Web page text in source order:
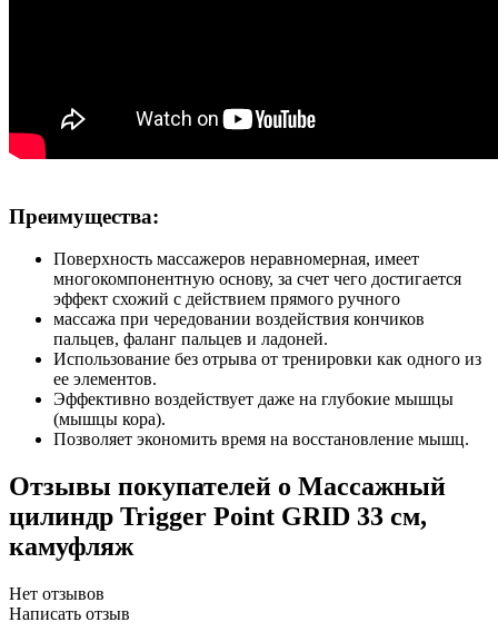
Преимущества:
Поверхность массажеров неравномерная, имеет
многокомпонентную основу, за счет чего достигается
эффект схожий с действием прямого ручного
массажа при чередовании воздействия кончиков
пальцев, фаланг пальцев и ладоней.
Использование без отрыва от тренировки как одного из
ее элементов.
Эффективно воздействует даже на глубокие мышцы
(мышцы кора).
Позволяет экономить время на восстановление мышц.
Отзывы покупателей о Массажный
цилиндр Trigger Point GRID 33 см,
камуфляж
Нет отзывов
Написать отзыв